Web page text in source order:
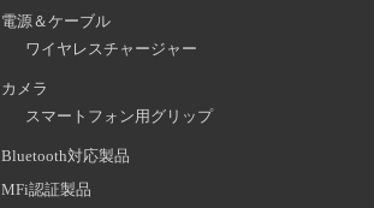
電源＆ケーブル
ワイヤレスチャージャー
カメラ
スマートフォン用グリップ
Bluetooth対応製品
MFi認証製品